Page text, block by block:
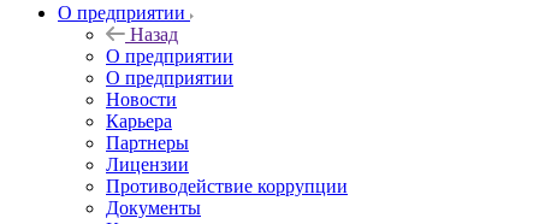
О предприятии
Назад
О предприятии
О предприятии
Новости
Карьера
Партнеры
Лицензии
Противодействие коррупции
Документы